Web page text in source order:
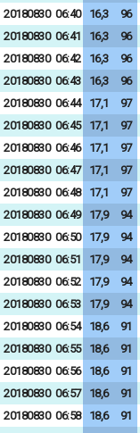
20180830 06:40 16,3 96
20180830 06:41 16,3 96
20180830 06:42 16,3 96
20180830 06:43 16,3 96
20180830 06:44 17,1 97
20180830 06:45 17,1 97
20180830 06:46 17,1 97
20180830 06:47 17,1 97
20180830 06:48 17,1 97
20180830 06:49 17,9 94
20180830 06:50 17,9 94
20180830 06:51 17,9 94
20180830 06:52 17,9 94
20180830 06:53 17,9 94
20180830 06:54 18,6 91
20180830 06:55 18,6 91
20180830 06:56 18,6 91
20180830 06:57 18,6 91
20180830 06:58 18,6 91